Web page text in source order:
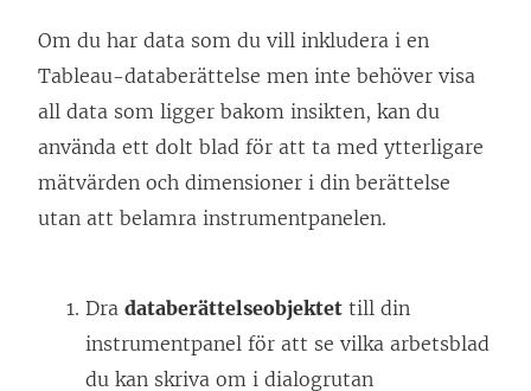
e
r
)
Om du har data som du vill inkludera i en
Tableau-databerättelse men inte behöver visa
all data som ligger bakom insikten, kan du
använda ett dolt blad för att ta med ytterligare
mätvärden och dimensioner i din berättelse
utan att belamra instrumentpanelen.
Dra databerättelseobjektet till din
instrumentpanel för att se vilka arbetsblad
du kan skriva om i dialogrutan